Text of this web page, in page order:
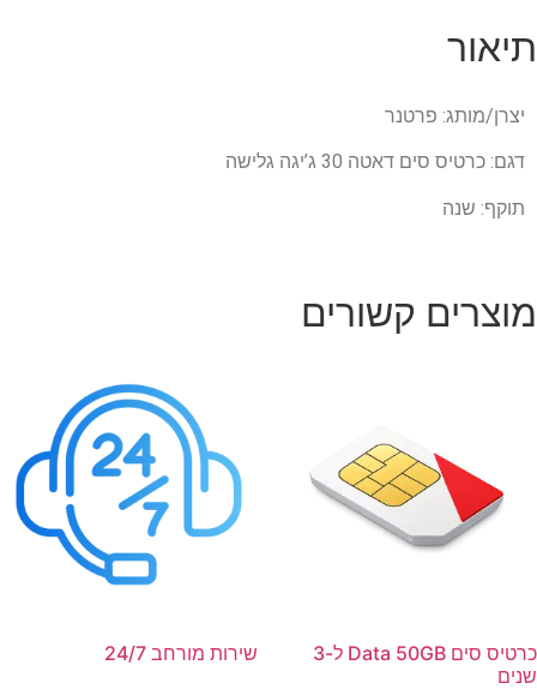
תיאור
יצרן/מותג: פרטנר
דגם: כרטיס סים דאטה 30 ג’יגה גלישה
תוקף: שנה
מוצרים קשורים
כרטיס סים Data 50GB ל-3
שנים
שירות מורחב 24/7